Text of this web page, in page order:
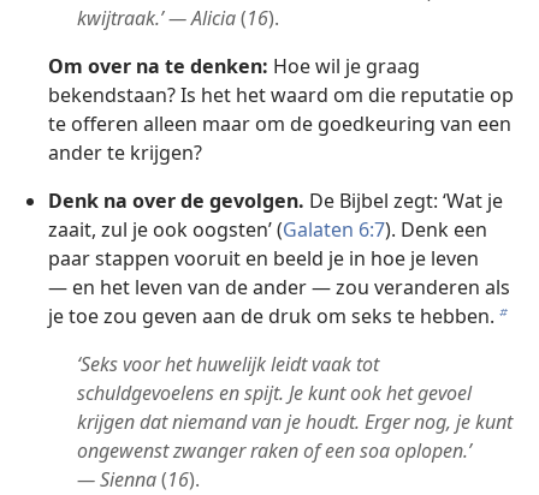
kwijtraak.’ — Alicia(16).
Om over na te denken: Hoe wil je graag
bekendstaan? Is het het waard om die reputatie op
te offeren alleen maar om de goedkeuring van een
ander te krijgen?
Denk na over de gevolgen. De Bijbel zegt: ‘Wat je
zaait, zul je ook oogsten’ (Galaten 6:7). Denk een
paar stappen vooruit en beeld je in hoe je leven
— en het leven van de ander — zou veranderen als
je toe zou geven aan de druk om seks te hebben. b
‘Seks voor het huwelijk leidt vaak tot
schuldgevoelens en spijt. Je kunt ook het gevoel
krijgen dat niemand van je houdt. Erger nog, je kunt
ongewenst zwanger raken of een soa oplopen.’
— Sienna(16).